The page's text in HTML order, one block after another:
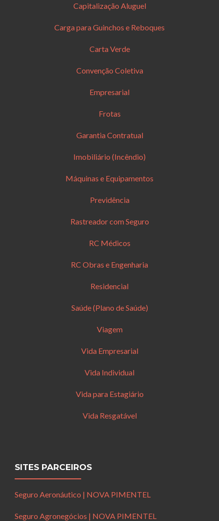
Capitalização Aluguel
Carga para Guinchos e Reboques
Carta Verde
Convenção Coletiva
Empresarial
Frotas
Garantia Contratual
Imobiliário (Incêndio)
Máquinas e Equipamentos
Previdência
Rastreador com Seguro
RC Médicos
RC Obras e Engenharia
Residencial
Saúde (Plano de Saúde)
Viagem
Vida Empresarial
Vida Individual
Vida para Estagiário
Vida Resgatável
SITES PARCEIROS
Seguro Aeronáutico | NOVA PIMENTEL
Seguro Agronegócios | NOVA PIMENTEL